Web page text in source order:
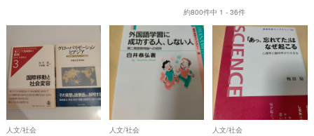
約800件中 1 - 36件
人文/社会 人文/社会 人文/社会